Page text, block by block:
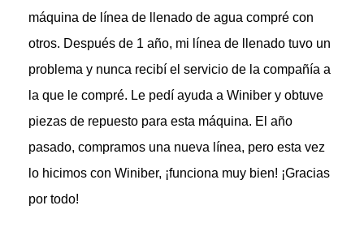
máquina de línea de llenado de agua compré con
otros. Después de 1 año, mi línea de llenado tuvo un
problema y nunca recibí el servicio de la compañía a
la que le compré. Le pedí ayuda a Winiber y obtuve
piezas de repuesto para esta máquina. El año
pasado, compramos una nueva línea, pero esta vez
lo hicimos con Winiber, ¡funciona muy bien! ¡Gracias
por todo!